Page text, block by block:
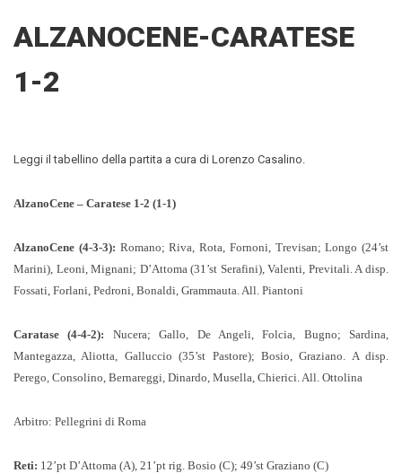
ALZANOCENE-CARATESE
1-2
Leggi il tabellino della partita a cura di Lorenzo Casalino.
AlzanoCene – Caratese 1-2 (1-1)
AlzanoCene (4-3-3): Romano; Riva, Rota, Fornoni, Trevisan; Longo (24’st
Marini), Leoni, Mignani; D’Attoma (31’st Serafini), Valenti, Previtali. A disp.
Fossati, Forlani, Pedroni, Bonaldi, Grammauta. All. Piantoni
Caratase (4-4-2): Nucera; Gallo, De Angeli, Folcia, Bugno; Sardina,
Mantegazza, Aliotta, Galluccio (35’st Pastore); Bosio, Graziano. A disp.
Perego, Consolino, Bernareggi, Dinardo, Musella, Chierici. All. Ottolina
Arbitro: Pellegrini di Roma
Reti: 12’pt D’Attoma (A), 21’pt rig. Bosio (C); 49’st Graziano (C)